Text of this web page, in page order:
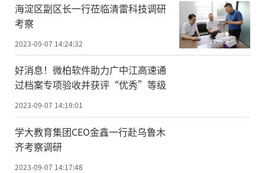
海淀区副区长一行莅临清雷科技调研
考察
2023-09-07 14:24:32
好消息！微柏软件助力广中江高速通
过档案专项验收并获评“优秀”等级
2023-09-07 14:19:01
学大教育集团CEO金鑫一行赴乌鲁木
齐考察调研
2023-09-07 14:17:48